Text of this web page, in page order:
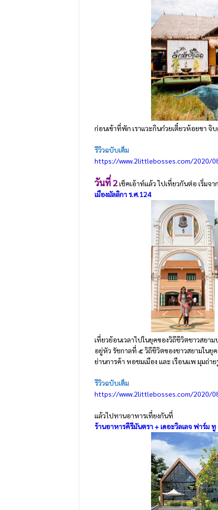
ก่อนเข้าที่พัก เราแวะกินก๋วยเตี๋ยวห้อยขา
รีวิวฉบับเต็ม
https://www.2littlebosses.com/2020/
วันที่ 2เช็คเอ้าท์แล้ว ไปเที่ยวกันต่อ เริ่มจา
เมืองมัลลิกา ร.ศ.124
เที่ยวย้อนเวลาไปในยุคของวิถีชีวิตชาวสยา
อยู่หัว รัชกาลที่ ๕ วิถีชีวิตของชาวสยามในยุ
ย่านการค้า หอชมเมือง และ เรือนแพ มุมถ่า
รีวิวฉบับเต็ม
https://www.2littlebosses.com/2020/
แล้วไปทานอาหารเที่ยงกันที่
ร้านอาหารคีรีมันตรา + เดอะวิลเลจ ฟาร์ม ทู